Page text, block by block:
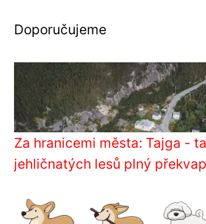
Doporučujeme
Za hranicemi města: Tajga -
jehličnatých lesů plný